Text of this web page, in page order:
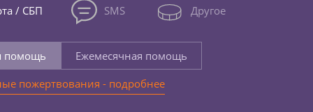
/ СБП SMS Другое
помощь
Ежемесячная помощь
пожертвования - подробнее